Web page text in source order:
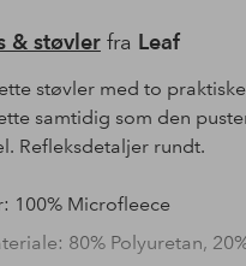
& støvlerfra Leaf
støvler med to
samtidig som den
Refleksdetaljer rundt.
100% Microfleece
80% Polyuretan,